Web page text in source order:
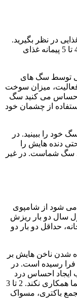
در نظر بگیرید.
میزان کل غذای مصرفی توسط این سگ باید 4 تا 5 پیمانه غذای
توسط سگ های
میزان سوخت
احساس می کنید سگ
از چشمان خود
خود را ببینید. در
دنده هایش را
سگ شماست. در غیر
شود از شامپوی
سال دو بار ریزش
حداقل دو بار دو
شدن ناخن هایش بر
فرا رسیده است. در
ایجاد احساس درد
می شود و باعث می شود که دفعه بعدی با شما همکاری نکند. 2 تا 3
باکتری، مسواک